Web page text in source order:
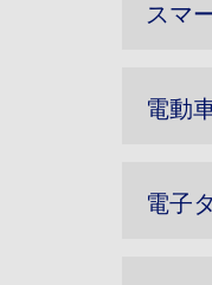
スマ
電動
電子